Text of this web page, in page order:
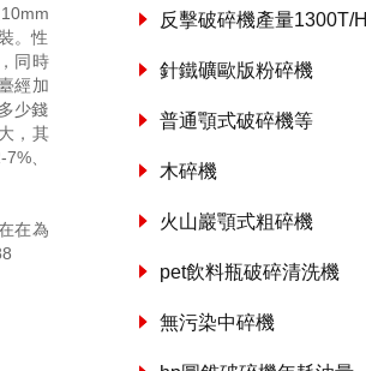
。性
同時
經加
少錢
，其
、
在為
反擊破碎機產量1300T/H
針鐵礦歐版粉碎機
普通顎式破碎機等
木碎機
火山巖顎式粗碎機
pet飲料瓶破碎清洗機
無污染中碎機